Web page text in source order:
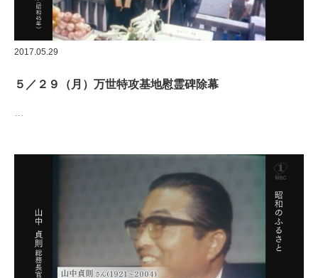
2017.05.29
５／２９（月）万世特攻基地慰霊碑除幕
…